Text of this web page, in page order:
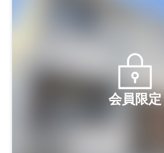
会員限定